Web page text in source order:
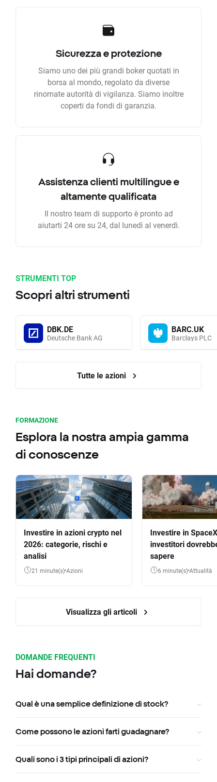
Sicurezza e protezione
Siamo uno dei più grandi boker quotati in
borsa al mondo, regolato da diverse
rinomate autorità di vigilanza. Siamo inoltre
coperti da fondi di garanzia.
Assistenza clienti multilingue e
altamente qualificata
Il nostro team di supporto è pronto ad
aiutarti 24 ore su 24, dal lunedì al venerdì.
STRUMENTI TOP
Scopri altri strumenti
DBK.DE
Deutsche Bank AG
BARC.UK
Barclays PLC
Tutte le azioni
FORMAZIONE
Esplora la nostra ampia gamma
di conoscenze
Investire in azioni crypto nel
2026: categorie, rischi e
analisi
21 minute(s) Azioni
Investire in
investitori
sapere
6 minute(s) Attualità
Visualizza gli articoli
DOMANDE FREQUENTI
Hai domande?
Qual è una semplice definizione di stock?
Come possono le azioni farti guadagnare?
Quali sono i 3 tipi principali di azioni?